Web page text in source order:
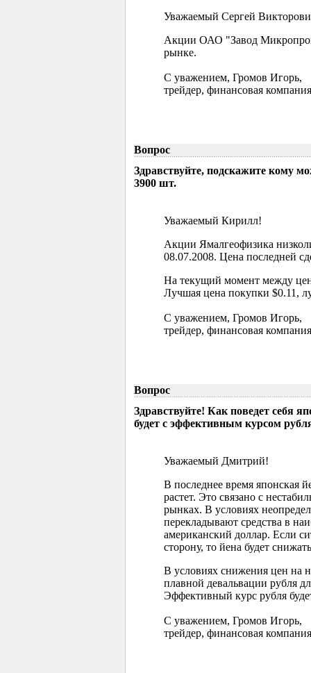
Уважаемый Сергей
Акции ОАО "Завод
рынке.
С уважением, Громов Игорь,
трейдер, финансовая
Вопрос
Здравствуйте, подскажите кому
3900 шт.
Уважаемый Кирилл!
Акции Ямалгеофизика
08.07.2008. Цена последней
На текущий момент между
Лучшая цена покупки $0.11,
С уважением, Громов Игорь,
трейдер, финансовая
Вопрос
Здравствуйте! Как поведет себя
будет с эффективным курсом
Уважаемый Дмитрий!
В последнее время
растет. Это связано с
рынках. В условиях
перекладывают средства в
американский доллар. Если
сторону, то йена будет
В условиях снижения цен на
плавной девальвации рубля
Эффективный курс рубля
С уважением, Громов Игорь,
трейдер, финансовая